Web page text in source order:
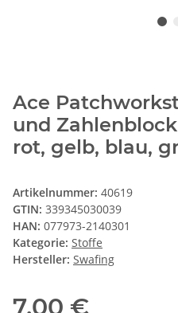
Ace
und
rot, gelb, blau,
Artikelnummer: 40619
GTIN: 339345030039
HAN: 077973-2140301
Kategorie: Stoffe
Hersteller: Swafing
7,00 €